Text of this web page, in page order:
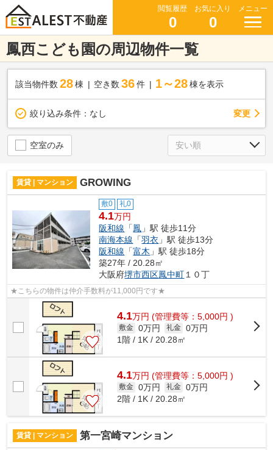
閲覧履歴
0
お気に入り
0
メニュー
鳳西こども園の周辺物件一覧
該当物件数 28棟 空き数 36 件 1～28 棟を表示
絞り込み条件： なし 変更
空室のみ
賃貸 | マンション GROWING
敷0 礼0
4.1万円
阪和線 「鳳 」駅 徒歩11分
南海本線 「羽衣 」駅 徒歩13分
阪和線 「富木 」駅 徒歩18分
築27年 / 20.28㎡
大阪府堺市西区鳳中町１０丁
★こちらの物件は仲介手数料が11,000円です★
4.1万円 (管理費等：5,000円 )
敷金 0万円 礼金 0万円
1階 / 1K / 20.28㎡
4.1万円 (管理費等：5,000円 )
敷金 0万円 礼金 0万円
2階 / 1K / 20.28㎡
賃貸 | マンション 第一宮崎マンション